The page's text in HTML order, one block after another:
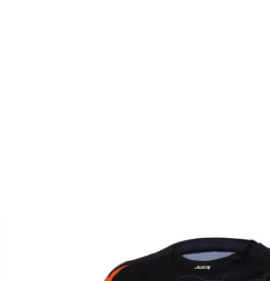
Сравни продукт